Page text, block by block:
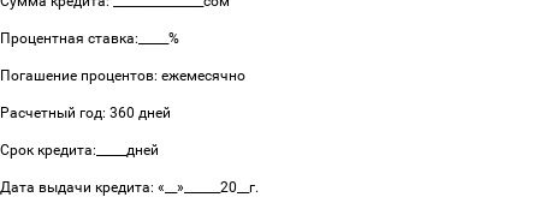
Процентная ставка:_____%
Погашение процентов: ежемесячно
Расчетный год: 360 дней
Срок кредита:_____дней
Дата выдачи кредита: «__»______20__г.